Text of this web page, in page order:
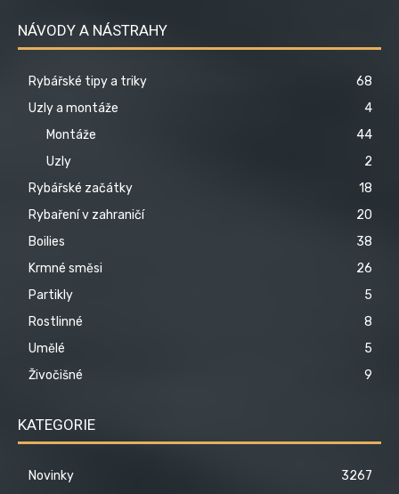
NÁVODY A NÁSTRAHY
Rybářské tipy a triky
68
Uzly a montáže
4
Montáže
44
Uzly
2
Rybářské začátky
18
Rybaření v zahraničí
20
Boilies
38
Krmné směsi
26
Partikly
5
Rostlinné
8
Umělé
5
Živočišné
9
KATEGORIE
Novinky
3267